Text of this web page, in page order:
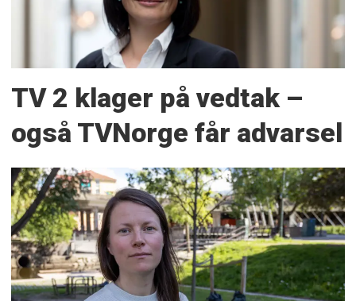
TV 2 klager på vedtak –
også TVNorge får advarsel